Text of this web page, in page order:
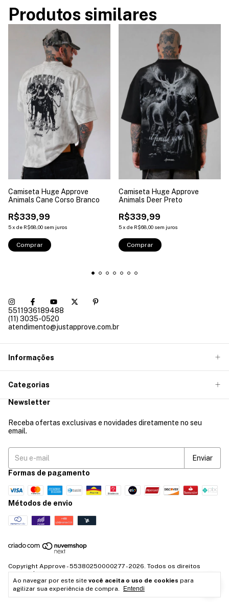
Ao navegar por este site você aceita o uso de cookies para
agilizar sua experiência de compra.
Entendi
Produtos similares
Camiseta Huge Approve
Animals Cane Corso Branco
R$339,99
5x de R$68,00 sem juros
Comprar
Camiseta Huge Approve
Animals Deer Preto
R$339,99
5x de R$68,00 sem juros
Comprar
5511936189488
(11) 3035-0520
atendimento@justapprove.com.br
Informações
Categorias
Newsletter
Receba ofertas exclusivas e novidades diretamente no seu
email.
Formas de pagamento
Métodos de envio
Copyright Approve - 55380250000277 - 2026. Todos os direitos
reservados.